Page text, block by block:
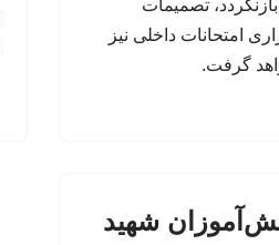
تصمیمات
امتحانات داخلی نیز
گرفت.
شهید